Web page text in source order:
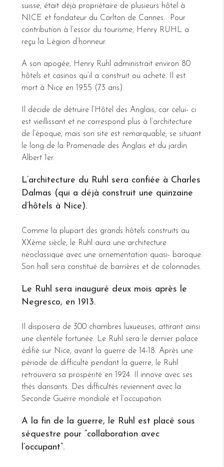
suisse, était déjà propriétaire de plusieurs hôtel à
NICE et fondateur du Carlton de Cannes. Pour
contribution à l’essor du tourisme, Henry RUHL a
reçu la Légion d’honneur.
A son apogée, Henry Ruhl administrait environ 80
hôtels et casinos qu’il a construit ou acheté. Il est
mort à Nice en 1955 (73 ans).
Il décide de détruire l’Hôtel des Anglais, car celui- ci
est vieillissant et ne correspond plus à l’architecture
de l’époque, mais son site est remarquable; se situant
le long de la Promenade des Anglais et du jardin
Albert 1er.
L’architecture du Ruhl sera confiée à Charles
Dalmas (qui a déjà construit une quinzaine
d’hôtels à Nice).
Comme la plupart des grands hôtels construits au
XXème siècle, le Ruhl aura une architecture
néoclassique avec une ornementation quasi- baroque.
Son hall sera constitué de barrières et de colonnades.
Le Ruhl sera inauguré deux mois après le
Negresco, en 1913.
Il disposera de 300 chambres luxueuses, attirant ainsi
une clientèle fortunée. Le Ruhl sera le dernier palace
édifié sur Nice, avant la guerre de 14-18. Après une
période de difficulté pendant la guerre, le Ruhl
retrouvera sa prospérité en 1924. Il innove avec ses
thés dansants. Des difficultés reviennent avec la
Seconde Guerre mondiale et l’occupation.
A la fin de la guerre, le Ruhl est placé sous
séquestre pour “collaboration avec
l’occupant”.